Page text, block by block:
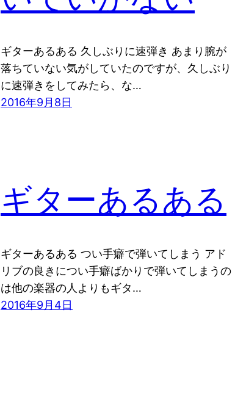
ギターあるある 久しぶりに速弾き あまり腕が
落ちていない気がしていたのですが、久しぶり
に速弾きをしてみたら、な…
2016年9月8日
ギターあるある
ギターあるある つい手癖で弾いてしまう アド
リブの良きについ手癖ばかりで弾いてしまうの
は他の楽器の人よりもギタ…
2016年9月4日